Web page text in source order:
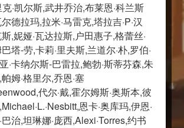
·凯尔斯,武井乔治,布莱恩·科兰斯
德拉玛,拉米·马雷克,塔拉吉·P·汉
,妮娅·瓦达拉斯,户田惠子,格蕾丝·
塔-劳,卡莉·里夫斯,兰道尔·朴,罗伯·
·卡纳尔斯-巴雷拉,鲍勃·斯蒂芬森,朱
姆·格里尔,乔恩·塞
代尔·戴,霍尔姆斯·奥斯本,彼
恩卡·奥库玛,伊恩·
治,坦琳娜·庞西,Alexi·Torres,约书